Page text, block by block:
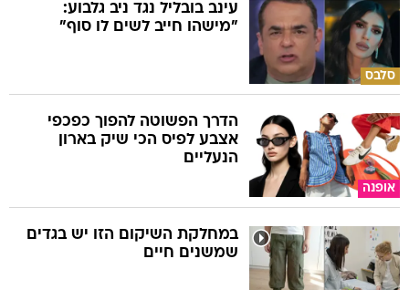
סלבס
עינב בובליל נגד ניב גלבוע:
"מישהו חייב לשים לו סוף"
אופנה
הדרך הפשוטה להפוך כפכפי
אצבע לפיס הכי שיק בארון
הנעליים
במחלקת השיקום הזו יש בגדים
שמשנים חיים